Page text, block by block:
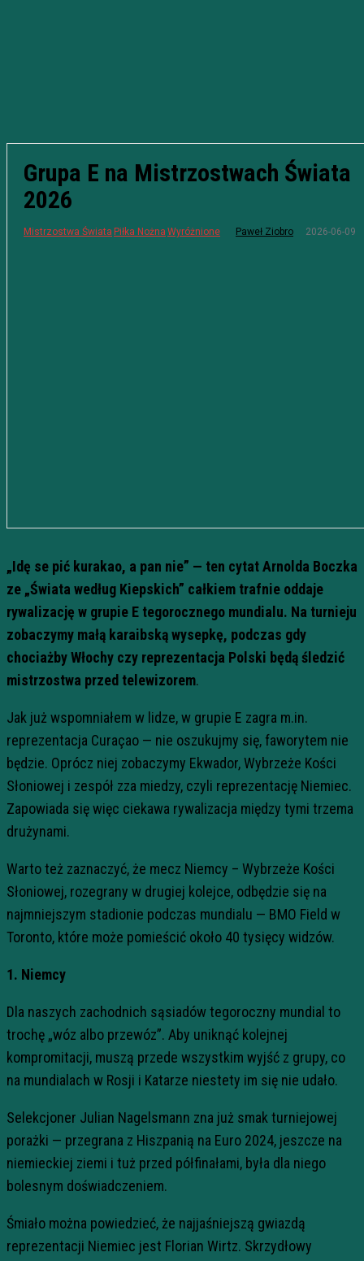
Grupa E na Mistrzostwach Świata
2026
Mistrzostwa Świata Piłka Nożna Wyróżnione Paweł Ziobro 2026-06-09
„Idę se pić kurakao, a pan nie” — ten cytat Arnolda Boczka
ze „Świata według Kiepskich” całkiem trafnie oddaje
rywalizację w grupie E tegorocznego mundialu. Na turnieju
zobaczymy małą karaibską wysepkę, podczas gdy
chociażby Włochy czy reprezentacja Polski będą śledzić
mistrzostwa przed telewizorem.
Jak już wspomniałem w lidze, w grupie E zagra m.in.
reprezentacja Curaçao — nie oszukujmy się, faworytem nie
będzie. Oprócz niej zobaczymy Ekwador, Wybrzeże Kości
Słoniowej i zespół zza miedzy, czyli reprezentację Niemiec.
Zapowiada się więc ciekawa rywalizacja między tymi trzema
drużynami.
Warto też zaznaczyć, że mecz Niemcy – Wybrzeże Kości
Słoniowej, rozegrany w drugiej kolejce, odbędzie się na
najmniejszym stadionie podczas mundialu — BMO Field w
Toronto, które może pomieścić około 40 tysięcy widzów.
1. Niemcy
Dla naszych zachodnich sąsiadów tegoroczny mundial to
trochę „wóz albo przewóz”. Aby uniknąć kolejnej
kompromitacji, muszą przede wszystkim wyjść z grupy, co
na mundialach w Rosji i Katarze niestety im się nie udało.
Selekcjoner Julian Nagelsmann zna już smak turniejowej
porażki — przegrana z Hiszpanią na Euro 2024, jeszcze na
niemieckiej ziemi i tuż przed półfinałami, była dla niego
bolesnym doświadczeniem.
Śmiało można powiedzieć, że najjaśniejszą gwiazdą
reprezentacji Niemiec jest Florian Wirtz. Skrzydłowy